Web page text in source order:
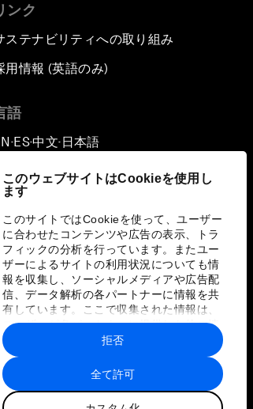
このウェブサイトはCookieを使用し
ます
このサイトではCookieを使って、ユーザー
に合わせたコンテンツや広告の表示、トラ
フィックの分析を行っています。またユー
ザーによるサイトの利用状況についても情
報を収集し、ソーシャルメディアや広告配
信、データ解析の各パートナーに情報を共
有しています。ここで収集された情報は、
ユーザーが各パートナーに提供した他の情
報や各パートナーのサービスを使用した際
に収集された情報と組み合わされ、各パー
トナーによって使用されることがありま
す。
全て許可
拒否
ンク
ステナビリティへの取り組み
用情報 (英語のみ)
語
▪ ES▪中文▪ 日本語